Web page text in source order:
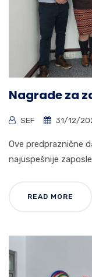
Nagrade za
SEF 31/12/
Ove predpraznične
najuspešnije
READ MORE